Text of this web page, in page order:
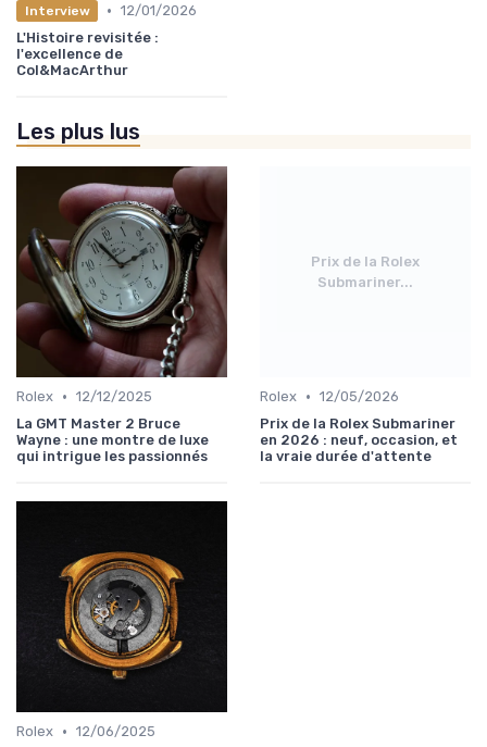
Interview • 12/01/2026
L'Histoire revisitée :
l'excellence de
Col&MacArthur
Les plus lus
Rolex • 12/12/2025
La GMT Master 2 Bruce
Wayne : une montre de luxe
qui intrigue les passionnés
Prix de la Rolex
Submariner...
Rolex • 12/05/2026
Prix de la Rolex Submariner
en 2026 : neuf, occasion, et
la vraie durée d'attente
Rolex • 12/06/2025